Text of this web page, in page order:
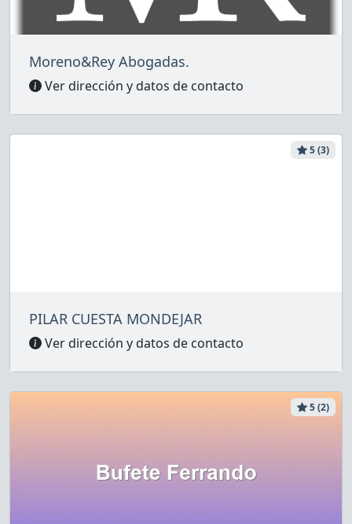
Moreno&Rey Abogadas.
Ver dirección y datos de contacto
5 (3)
PILAR CUESTA MONDEJAR
Ver dirección y datos de contacto
5 (2)